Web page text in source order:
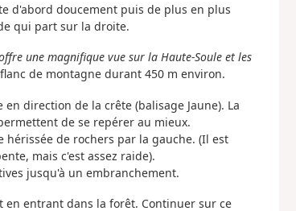
d'abord doucement puis de plus en plus
qui part sur la droite.
une magnifique vue sur la Haute-Soule et les
de montagne durant 450 m environ.
direction de la crête (balisage Jaune). La
de se repérer au mieux.
de rochers par la gauche. (Il est
mais c'est assez raide).
jusqu'à un embranchement.
entrant dans la forêt. Continuer sur ce